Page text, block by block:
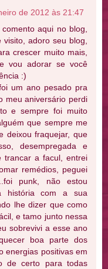
de 2012 às 21:47
aqui no blog,
adoro seu blog,
crescer muito mais,
vou adorar se você
:)
um ano pesado pra
meu aniversário perdi
e sempre foi muito
que sempre me
deixou fraquejar, que
desempregada e
a facul, entrei
remédios, peguei
punk, não estou
história com a sua
lhe dizer que como
e tamo junto nessa
sobrevivi a esse ano
boa parte dos
energias positivas em
de certo para todas